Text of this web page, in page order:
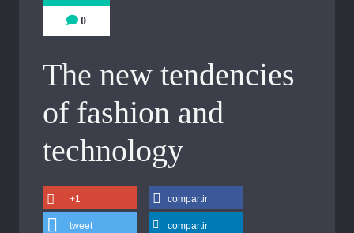
0
The new tendencies
of fashion and
technology
+1 compartir
tweet compartir